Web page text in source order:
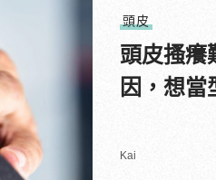
頭皮
頭皮搔癢
因，想當
Kai